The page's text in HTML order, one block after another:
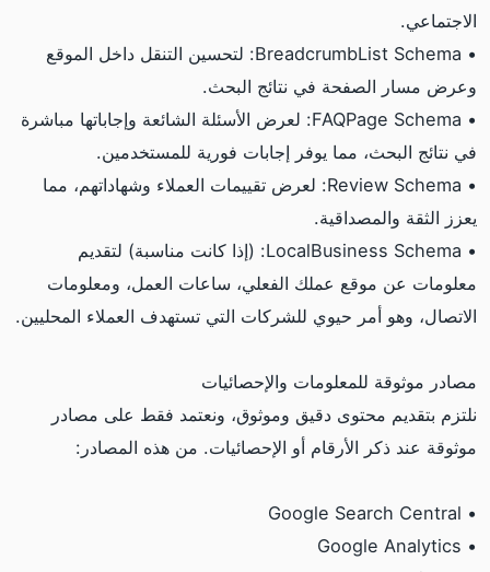
الاجتماعي.
• BreadcrumbList Schema: لتحسين التنقل داخل الموقع
وعرض مسار الصفحة في نتائج البحث.
• FAQPage Schema: لعرض الأسئلة الشائعة وإجاباتها مباشرة
في نتائج البحث، مما يوفر إجابات فورية للمستخدمين.
• Review Schema: لعرض تقييمات العملاء وشهاداتهم، مما
يعزز الثقة والمصداقية.
• LocalBusiness Schema: (إذا كانت مناسبة) لتقديم
معلومات عن موقع عملك الفعلي، ساعات العمل، ومعلومات
الاتصال، وهو أمر حيوي للشركات التي تستهدف العملاء المحليين.
مصادر موثوقة للمعلومات والإحصائيات
نلتزم بتقديم محتوى دقيق وموثوق، ونعتمد فقط على مصادر
موثوقة عند ذكر الأرقام أو الإحصائيات. من هذه المصادر:
• Google Search Central
• Google Analytics